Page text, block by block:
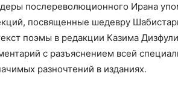
послереволюционного Ирана
посвященные шедевру
поэмы в редакции Казима
с разъяснением всей
разночтений в изданиях.